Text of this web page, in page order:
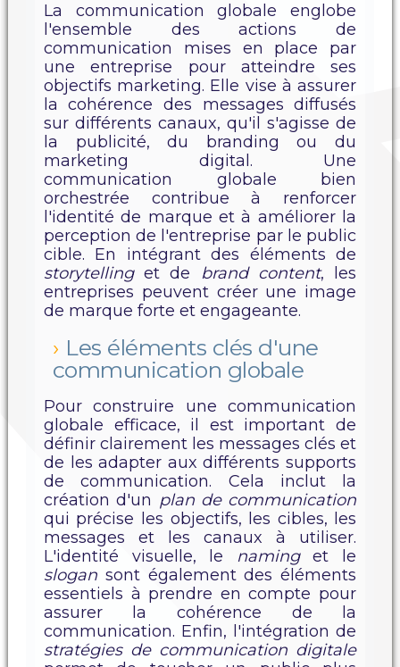
La communication globale englobe
l'ensemble des actions de
communication mises en place par
une entreprise pour atteindre ses
objectifs marketing. Elle vise à assurer
la cohérence des messages diffusés
sur différents canaux, qu'il s'agisse de
la publicité, du branding ou du
marketing digital. Une
communication globale bien
orchestrée contribue à renforcer
l'identité de marque et à améliorer la
perception de l'entreprise par le public
cible. En intégrant des éléments de
storytellinget de brand content, les
entreprises peuvent créer une image
de marque forte et engageante.
Les éléments clés d'une
communication globale
Pour construire une communication
globale efficace, il est important de
définir clairement les messages clés et
de les adapter aux différents supports
de communication. Cela inclut la
création d'un plan de communication
qui précise les objectifs, les cibles, les
messages et les canaux à utiliser.
L'identité visuelle, le naminget le
slogansont également des éléments
essentiels à prendre en compte pour
assurer la cohérence de la
communication. Enfin, l'intégration de
stratégies de communication digitale